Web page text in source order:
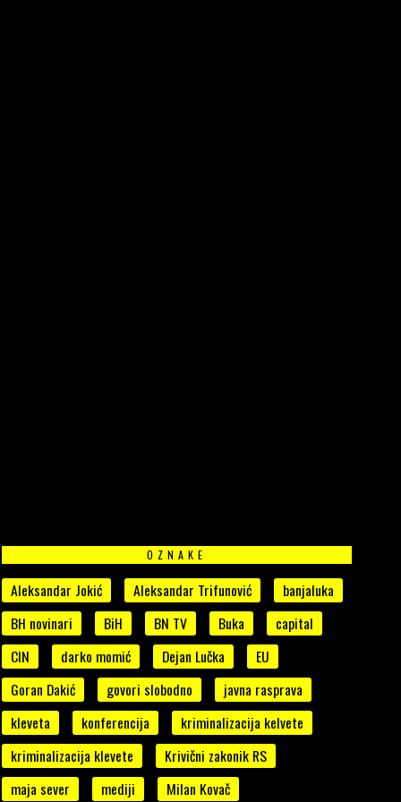
OZNAKE
Aleksandar Jokić Aleksandar Trifunović
banjaluka
BH novinari
BiH BN TV Buka
capital
CIN
darko momić Dejan Lučka
EU
Goran Dakić
govori slobodno
javna rasprava
kleveta
konferencija
kriminalizacija kelvete
kriminalizacija klevete
Krivični zakonik RS
maja sever
mediji Milan Kovač